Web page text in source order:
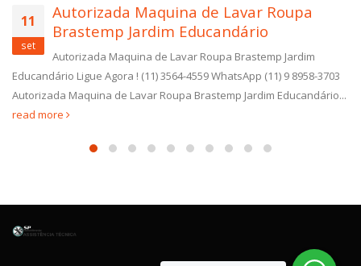
11
set
Autorizada Maquina de Lavar Roupa
Brastemp Jardim Educandário
Autorizada Maquina de Lavar Roupa Brastemp Jardim
Educandário Ligue Agora ! (11) 3564-4559 WhatsApp (11) 9 8958-3703
Autorizada Maquina de Lavar Roupa Brastemp Jardim Educandário...
read more